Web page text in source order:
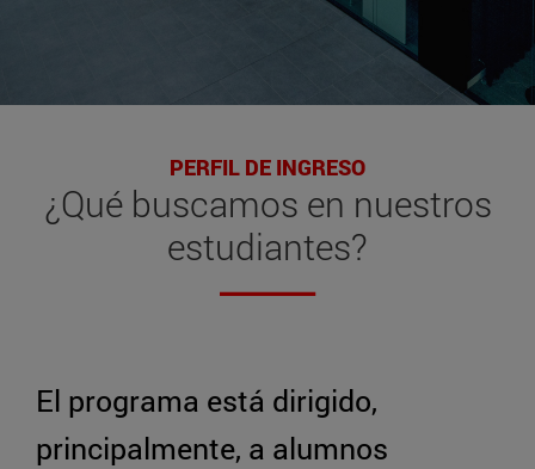
PERFIL DE INGRESO
¿Qué buscamos en nuestros
estudiantes?
El programa está dirigido,
principalmente, a alumnos